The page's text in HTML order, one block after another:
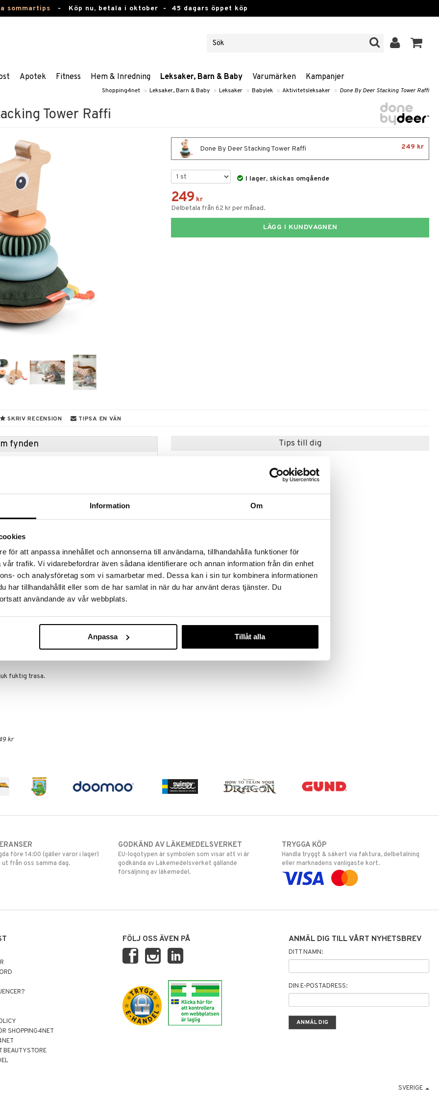
Information Om
för att anpassa innehållet och annonserna till användarna, tillhandahålla funktioner för
trafik. Vi vidarebefordrar även sådana identifierare och annan information från din enhet
och analysföretag som vi samarbetar med. Dessa kan i sin tur kombinera informationen
har tillhandahållit eller som de har samlat in när du har använt deras tjänster. Du
användande av vår webbplats.
Anpassa Tillåt alla
sommartips - Köp nu, betala i oktober - 45 dagars öppet köp
Apotek Fitness Hem & Inredning Leksaker, Barn & Baby Varumärken Kampanjer
Shopping4net » Leksaker, Barn & Baby » Leksaker » Babylek » Aktivitetsleksaker » Done By Deer Stacking Tower Raffi
Tower Raffi
Done By Deer Stacking Tower Raffi 249 kr
I lager, skickas omgående
249 kr
Delbetala från 62 kr per månad.
LÄGG I KUNDVAGNEN
SKRIV RECENSION TIPSA EN VÄN
fynden
fram till 31/8-2026, men var snabb - dina
som ditt barn kan stapla för att bygga giraffens
sensoriska ytorna, stimulerande funktionerna
Raffi.
- några av dem med små taggar, textil och spår.
en kort svans som barnet kan ta tag i - båda
sinnen genom lek.
färgglad blandning. Träleksaken är gjord av
färger som är fria från skadliga ämnen
fuktig trasa.
kr
Tips till dig
Done By Deer Peg
Puzzle Lalee Sand
DONE BY DEER
75 kr
före 14:00 (gäller varor i lager)
från oss samma dag.
GODKÄND AV LÄKEMEDELSVERKET
EU-logotypen är symbolen som visar att vi är
godkända av Läkemedelsverket gällande
försäljning av läkemedel.
TRYGGA KÖP
Handla tryggt & säkert via faktura, delbetalning
eller marknadens vanligaste kort.
SHOPPING4NET
BEAUTYSTORE
FÖLJ OSS ÄVEN PÅ ANMÄL DIG TILL VÅRT NYHETSBREV
DITT NAMN:
DIN E-POSTADRESS:
SVERIGE